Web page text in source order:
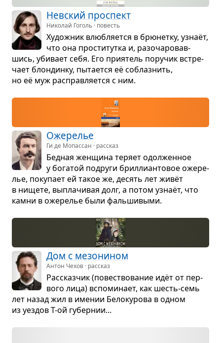
Нев­ский про­спект
Николай Гоголь · повесть
Худож­ник влюб­ля­ется в брю­нетку, узнаёт,
что она про­сти­тутка и, разо­ча­ро­вав­
шись, уби­вает себя. Его при­я­тель пору­чик встре­
чает блон­динку, пыта­ется её соблаз­нить,
но её муж рас­прав­ля­ется с ним.
Оже­ре­лье
Ги де Мопассан · рассказ
Бед­ная жен­щина теряет одол­жен­ное
у бога­той подруги брил­ли­ан­то­вое оже­ре­
лье, поку­пает ей такое же, десять лет живёт
в нищете, выпла­чи­вая долг, а потом узнаёт, что
камни в оже­ре­лье были фаль­ши­выми.
Дом с мезо­ни­ном
Антон Чехов · рассказ
Рас­сказ­чик (повест­во­ва­ние идёт от пер­
вого лица) вспо­ми­нает, как шесть-семь
лет назад жил в име­нии Бело­ку­рова в одном
из уез­дов Т-ой губер­нии...